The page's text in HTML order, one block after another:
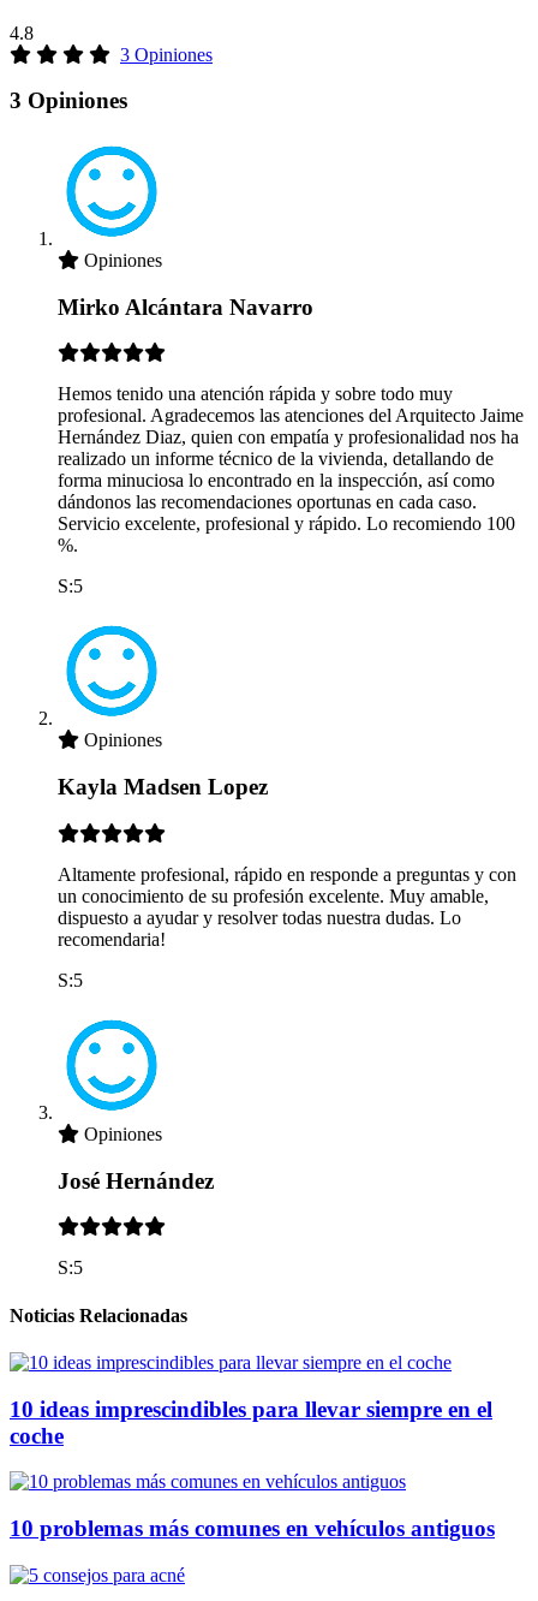
4.8
3 Opiniones
3 Opiniones
Opiniones
Mirko Alcántara Navarro
Hemos tenido una atención rápida y sobre todo muy
profesional. Agradecemos las atenciones del Arquitecto Jaime
Hernández Diaz, quien con empatía y profesionalidad nos ha
realizado un informe técnico de la vivienda, detallando de
forma minuciosa lo encontrado en la inspección, así como
dándonos las recomendaciones oportunas en cada caso.
Servicio excelente, profesional y rápido. Lo recomiendo 100
%.
S:5
Opiniones
Kayla Madsen Lopez
Altamente profesional, rápido en responde a preguntas y con
un conocimiento de su profesión excelente. Muy amable,
dispuesto a ayudar y resolver todas nuestra dudas. Lo
recomendaria!
S:5
Opiniones
José Hernández
S:5
Noticias Relacionadas
10 ideas imprescindibles para llevar siempre en el
coche
10 problemas más comunes en vehículos antiguos